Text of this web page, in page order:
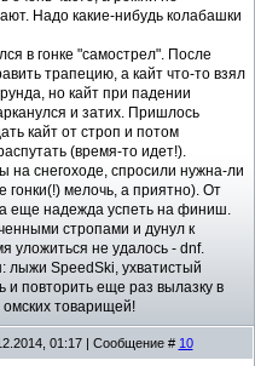
Надо какие-нибудь колабашки
в гонке "самострел". После
трапецию, а кайт что-то взял
но кайт при падении
и затих. Пришлось
кайт от строп и потом
(время-то идет!).
на снегоходе, спросили нужна-ли
гонки(!) мелочь, а приятно). От
еще надежда успеть на финиш.
стропами и дунул к
уложиться не удалось - dnf.
лыжи SpeedSki, ухватистый
и повторить еще раз вылазку в
товарищей!
01:17 | Сообщение # 10